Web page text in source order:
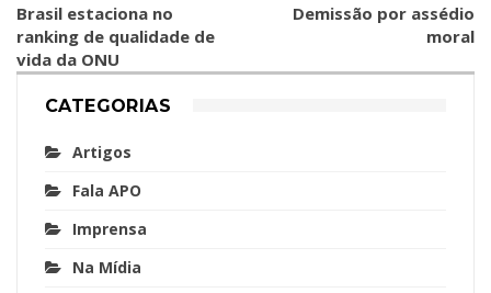
Brasil estaciona no
ranking de qualidade de
vida da ONU
Demissão por assédio
moral
CATEGORIAS
Artigos
Fala APO
Imprensa
Na Mídia